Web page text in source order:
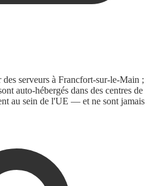
des serveurs à Francfort-sur-le-Main ;
auto-hébergés dans des centres de
au sein de l'UE — et ne sont jamais